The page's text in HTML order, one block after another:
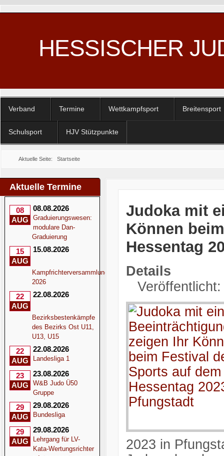
HESSISCHER
Verband Termine Wettkampfsport Breitensport
Schulsport HJV Stützpunkte
Aktuelle Seite: Startseite
Aktuelle Termine
08
AUG
08.08.2026
Graduierungswesen:
modulare Dan-
Graduierung
15
AUG
15.08.2026
Kampfrichterversammlung
2026
22
AUG
22.08.2026
Bezirksbestenkämpfe
des Bezirks Ost U11,
U13, U15
22
AUG
22.08.2026
Landesliga 1
23
AUG
23.08.2026
W&B Judo Ü50
Gruppe
29
AUG
29.08.2026
Bundesliga
29
AUG
29.08.2026
Lehrgang für LV-
Kata-Wertungsrichter
Judoka mit
Können
Hessentag
Details
2023 in